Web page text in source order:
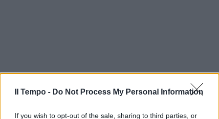
Il Tempo - Do Not Process My Personal Information
If you wish to opt-out of the sale, sharing to third parties, or